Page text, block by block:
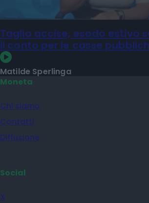
Taglio accise, esodo estivo
il conto per le casse
Matilde Sperlinga
Moneta
Chi siamo
Contatti
Diffusione
Social
X